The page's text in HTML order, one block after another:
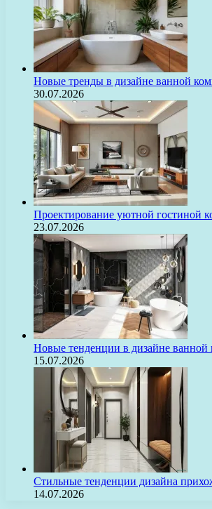
Новые тренды в дизайне ванной
30.07.2026
Проектирование уютной гостиной
23.07.2026
Новые тенденции в дизайне
15.07.2026
Стильные тенденции дизайна
14.07.2026